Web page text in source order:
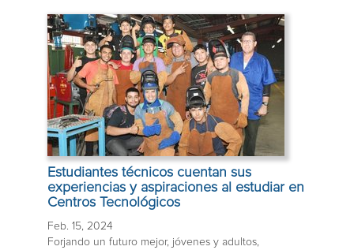
Estudiantes técnicos cuentan sus
experiencias y aspiraciones al estudiar en
Centros Tecnológicos
Feb. 15, 2024
Forjando un futuro mejor, jóvenes y adultos,